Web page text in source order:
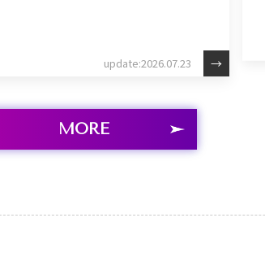
update:2026.07.23
MORE